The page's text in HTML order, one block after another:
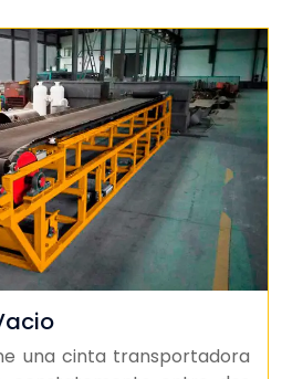
una cinta transportadora